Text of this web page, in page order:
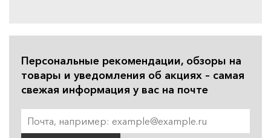
Персональные рекомендации, обзоры на
товары и уведомления об акциях – самая
свежая информация у вас на почте